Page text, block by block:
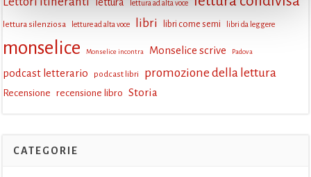
lettura ad alta voce
lettura silenziosa letture ad alta voce libri libri come semi libri da leggere
monselice Monselice incontra Monselice scrive Padova
podcast letterario podcast libri promozione della lettura
Recensione recensione libro Storia
CATEGORIE